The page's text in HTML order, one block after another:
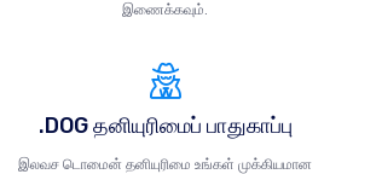
இணைக்கவும்.
.DOG தனியுரிமைப் பாதுகாப்பு
இலவச டொமைன் தனியுரிமை உங்கள் முக்கியமான